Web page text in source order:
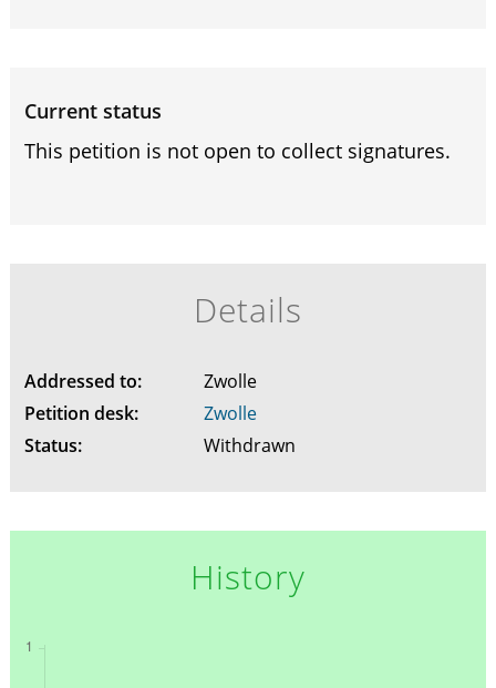
Current status
This petition is not open to collect signatures.
Details
Addressed to:
Zwolle
Petition desk:
Zwolle
Status:
Withdrawn
History